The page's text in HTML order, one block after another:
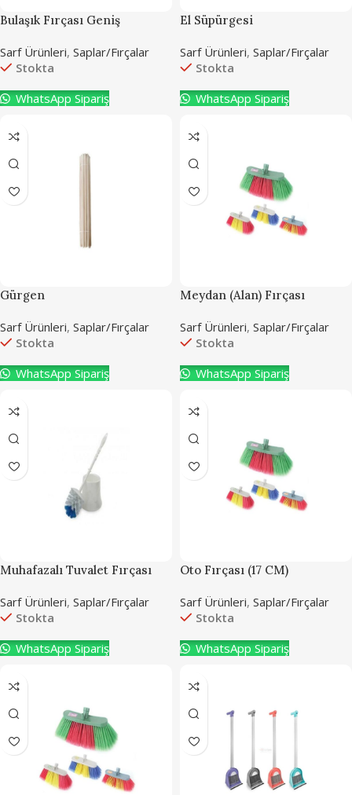
Bulaşık Fırçası Geniş
Sarf Ürünleri, Saplar/Fırçalar
Stokta
WhatsApp Sipariş
El Süpürgesi
Sarf Ürünleri, Saplar/Fırçalar
Stokta
WhatsApp Sipariş
Gürgen
Sarf Ürünleri, Saplar/Fırçalar
Stokta
WhatsApp Sipariş
Meydan (Alan) Fırçası
Sarf Ürünleri, Saplar/Fırçalar
Stokta
WhatsApp Sipariş
Muhafazalı Tuvalet Fırçası
Sarf Ürünleri, Saplar/Fırçalar
Stokta
WhatsApp Sipariş
Oto Fırçası (17 CM)
Sarf Ürünleri, Saplar/Fırçalar
Stokta
WhatsApp Sipariş